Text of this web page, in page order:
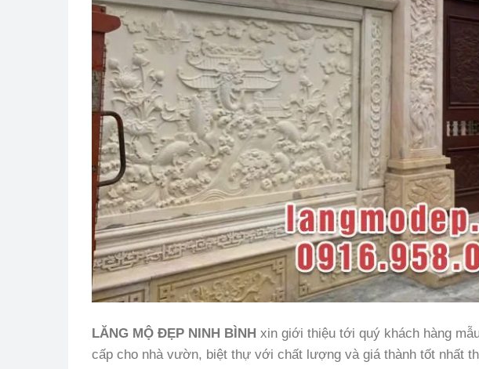
LĂNG MỘ ĐẸP NINH BÌNH xin giới thiệu tới quý khách hàng
cấp cho nhà vườn, biệt thự với chất lượng và giá thành tốt nhất